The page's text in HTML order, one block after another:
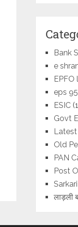
Bank
e
EPFO
eps
ESIC
Govt
Old
PAN
Post
लाड़ली